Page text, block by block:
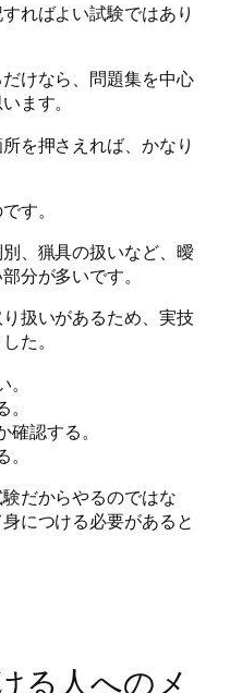
ればよい試験ではあり
けなら、問題集を中心
ます。
を押さえれば、かなり
す。
、猟具の扱いなど、曖
分が多いです。
扱いがあるため、実技
た。
認する。
だからやるのではな
につける必要があると
る人へのメ